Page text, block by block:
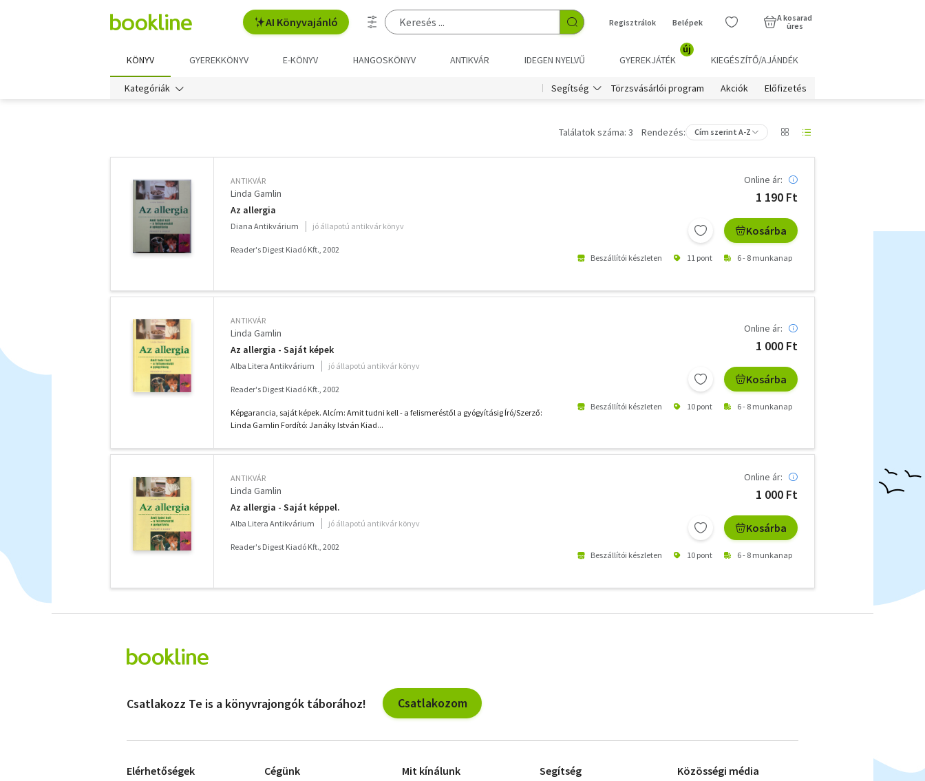
AI Könyvajánló Regisztrálok Belépek
A kosarad
üres
KÖNYV GYEREKKÖNYV E-KÖNYV HANGOSKÖNYV ANTIKVÁR IDEGEN NYELVŰ GYEREKJÁTÉK
új
KIEGÉSZÍTŐ/AJÁNDÉK
Kategóriák Segítség Törzsvásárlói program Akciók Előfizetés
Találatok száma: 3 Rendezés: Cím szerint A-Z
ANTIKVÁR
Linda Gamlin
Az allergia
Diana Antikvárium jó állapotú antikvár könyv
Reader's Digest Kiadó Kft., 2002
Online ár:
1 190 Ft
Kosárba
Beszállítói készleten 11 pont 6 - 8 munkanap
ANTIKVÁR
Linda Gamlin
Az allergia - Saját képek
Alba Litera Antikvárium jó állapotú antikvár könyv
Reader's Digest Kiadó Kft., 2002
Képgarancia, saját képek. Alcím: Amit tudni kell - a felismeréstől a gyógyításig Író/Szerző:
Linda Gamlin Fordító: Janáky István Kiad...
Online ár:
1 000 Ft
Kosárba
Beszállítói készleten 10 pont 6 - 8 munkanap
ANTIKVÁR
Linda Gamlin
Az allergia - Saját képpel.
Alba Litera Antikvárium jó állapotú antikvár könyv
Reader's Digest Kiadó Kft., 2002
Online ár:
1 000 Ft
Kosárba
Beszállítói készleten 10 pont 6 - 8 munkanap
szűrők
Csatlakozz Te is a könyvrajongók táborához! Csatlakozom
Elérhetőségek Cégünk Mit kínálunk Segítség Közösségi média